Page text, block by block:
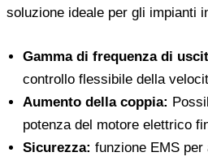
soluzione ideale per gli impianti
Gamma di frequenza di
controllo flessibile della
Aumento della coppia:
potenza del motore elettrico
Sicurezza: funzione EMS